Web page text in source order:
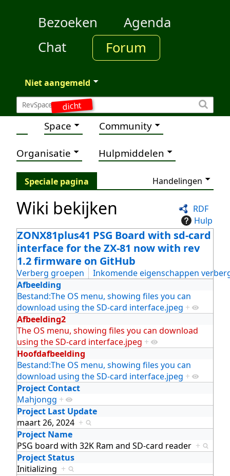
dicht
Bezoeken
Agenda
Chat
Forum
Niet aangemeld
Space Community
Organisatie Hulpmiddelen
Speciale pagina Handelingen
RDF
Hulp
Wiki bekijken
ZONX81plus41 PSG Board with sd-card
interface for the ZX-81 now with rev
1.2 firmware on GitHub
Verberg groepen
Inkomende eigenschappen
Afbeelding
Bestand:The OS menu, showing files you can
download using the SD-card interface.jpeg +
Afbeelding2
The OS menu, showing files you can download
using the SD-card interface.jpeg +
Hoofdafbeelding
Bestand:The OS menu, showing files you can
download using the SD-card interface.jpeg +
Project Contact
Mahjongg +
Project Last Update
maart 26, 2024 +
Project Name
PSG board with 32K Ram and SD-card reader +
Project Status
Initializing +